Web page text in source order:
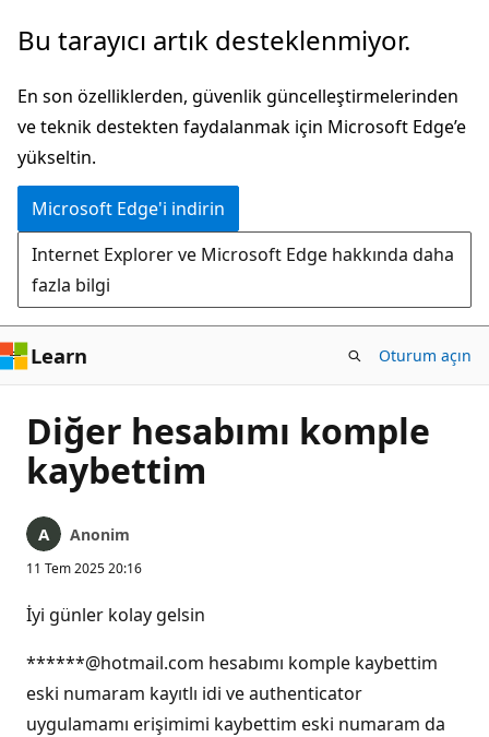
Ana
atla
Bu tarayıcı artık desteklenmiyor.
En son özelliklerden, güvenlik güncelleştirmelerinden
ve teknik destekten faydalanmak için Microsoft Edge’e
yükseltin.
Microsoft Edge'i indirin
Internet Explorer ve Microsoft Edge hakkında daha
fazla bilgi
Learn Oturum açın
Diğer hesabımı komple
kaybettim
Anonim
11 Tem 2025 20:16
İyi günler kolay gelsin
******@hotmail.com hesabımı komple kaybettim
eski numaram kayıtlı idi ve authenticator
uygulamamı erişimimi kaybettim eski numaram da